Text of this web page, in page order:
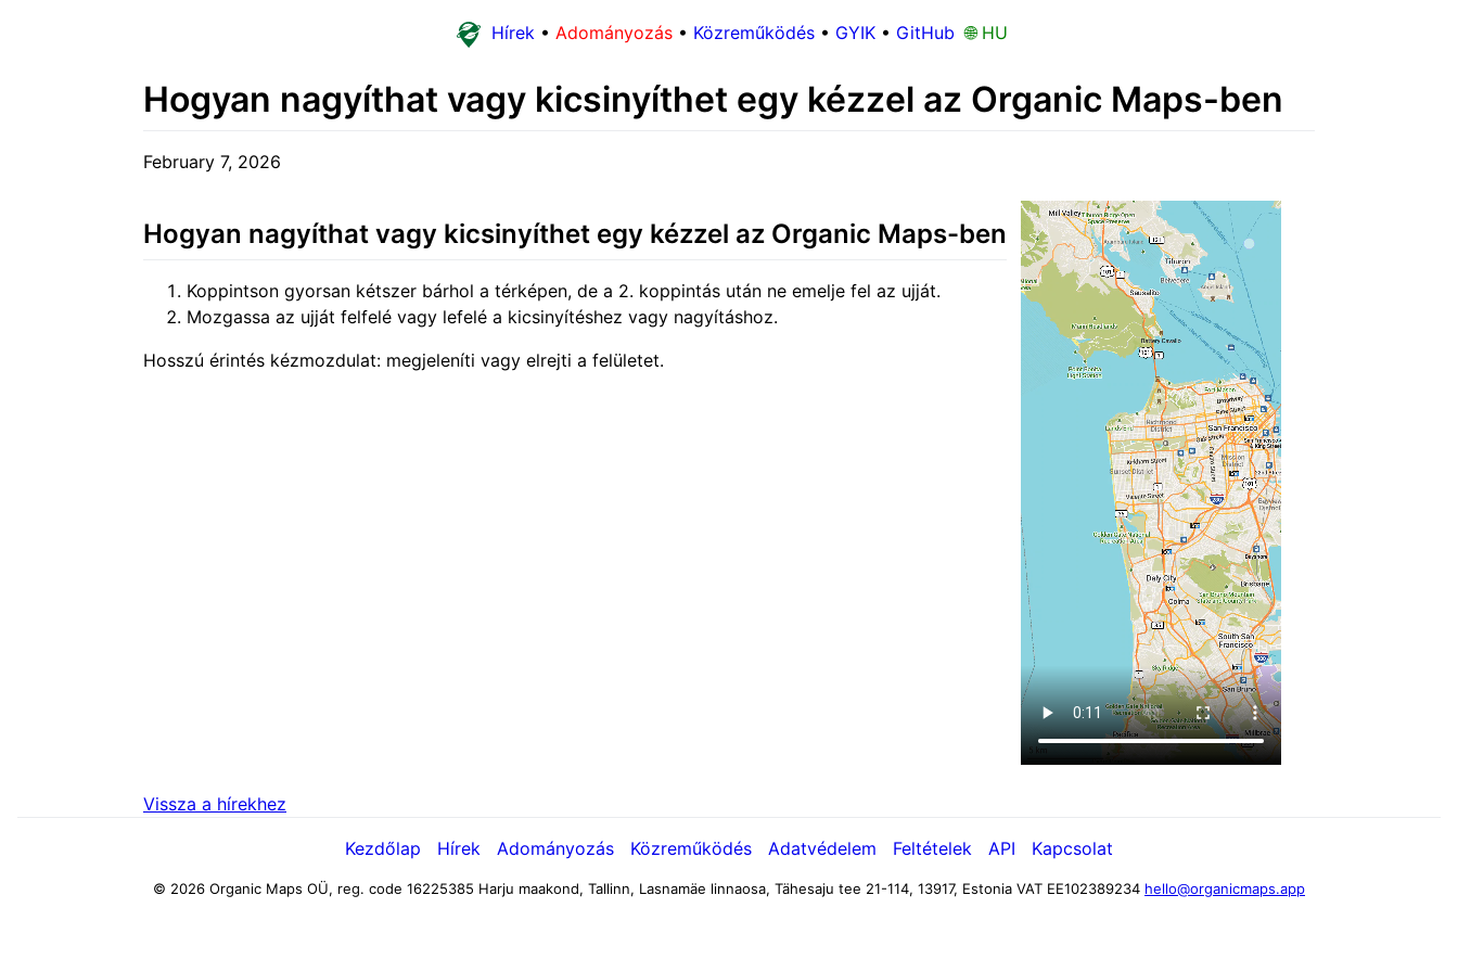
Hírek • Adományozás • Közreműködés • GYIK • GitHub 🌐 HU
Hogyan nagyíthat vagy kicsinyíthet egy kézzel az Organic Maps-ben
February 7, 2026
Hogyan nagyíthat vagy kicsinyíthet egy kézzel az Organic Maps-ben
Koppintson gyorsan kétszer bárhol a térképen, de a 2. koppintás után ne emelje fel az ujját.
Mozgassa az ujját felfelé vagy lefelé a kicsinyítéshez vagy nagyításhoz.
Hosszú érintés kézmozdulat: megjeleníti vagy elrejti a felületet.
Vissza a hírekhez
Kezdőlap Hírek Adományozás Közreműködés Adatvédelem Feltételek API Kapcsolat
© 2026 Organic Maps OÜ, reg. code 16225385 Harju maakond, Tallinn, Lasnamäe linnaosa, Tähesaju tee 21-114, 13917, Estonia VAT EE102389234 hello@organicmaps.app